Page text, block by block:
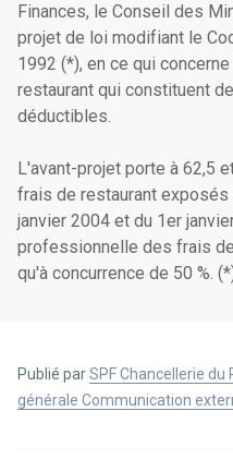
Finances, le Conseil des
projet de loi modifiant le
1992 (*), en ce qui
restaurant qui constituent
déductibles.
L'avant-projet porte à 62,5
frais de restaurant
janvier 2004 et du 1er
professionnelle des frais
qu'à concurrence de 50 %.
Publié parSPF Chancellerie
générale Communication